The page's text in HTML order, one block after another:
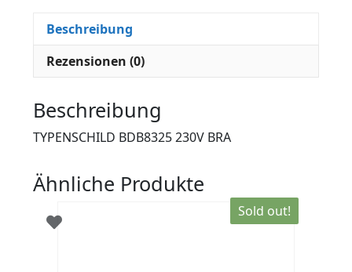
Beschreibung
Rezensionen (0)
Beschreibung
TYPENSCHILD BDB8325 230V BRA
Ähnliche Produkte
Sold out!